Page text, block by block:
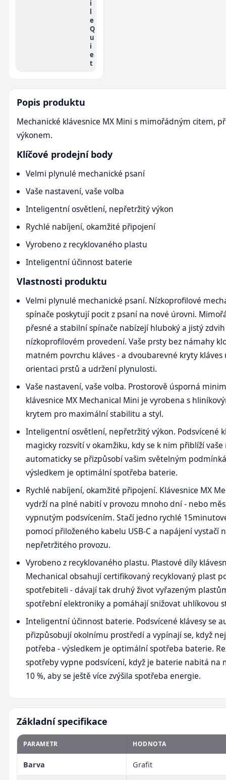
i
l
e
Q
u
i
e
t
Popis produktu
Mechanické klávesnice MX Mini s mimořádným citem,
výkonem.
Klíčové prodejní body
Velmi plynulé mechanické psaní
Vaše nastavení, vaše volba
Inteligentní osvětlení, nepřetržitý výkon
Rychlé nabíjení, okamžité připojení
Vyrobeno z recyklovaného plastu
Inteligentní účinnost baterie
Vlastnosti produktu
Velmi plynulé mechanické psaní. Nízkoprofilové
spínače poskytují pocit z psaní na nové úrovni.
přesné a stabilní spínače nabízejí hluboký a jistý zdvih
nízkoprofilovém provedení. Vaše prsty bez námahy
matném povrchu kláves - a dvoubarevné kryty
orientaci prstů a udržení plynulosti.
Vaše nastavení, vaše volba. Prostorově úsporná
klávesnice MX Mechanical Mini je vyrobena s
krytem pro maximální stabilitu a styl.
Inteligentní osvětlení, nepřetržitý výkon. Podsvícené
magicky rozsvítí v okamžiku, kdy se k nim přiblíží vaše
automaticky se přizpůsobí vašim světelným
výsledkem je optimální spotřeba baterie.
Rychlé nabíjení, okamžité připojení. Klávesnice MX
vydrží na plné nabití v provozu mnoho dní - nebo
vypnutým podsvícením. Stačí jedno rychlé
pomocí přiloženého kabelu USB-C a napájení vystačí
nepřetržitého provozu.
Vyrobeno z recyklovaného plastu. Plastové díly
Mechanical obsahují certifikovaný recyklovaný plast
spotřebiteli - dávají tak druhý život vyřazeným
spotřební elektroniky a pomáhají snižovat uhlíkovou
Inteligentní účinnost baterie. Podsvícené klávesy se
přizpůsobují okolnímu prostředí a vypínají se, když
potřeba - výsledkem je optimální spotřeba baterie.
spotřeby vypne podsvícení, když je baterie nabitá na
10 %, aby se ještě více zvýšila spotřeba energie.
Základní specifikace
PARAMETR HODNOTA
Barva Grafit